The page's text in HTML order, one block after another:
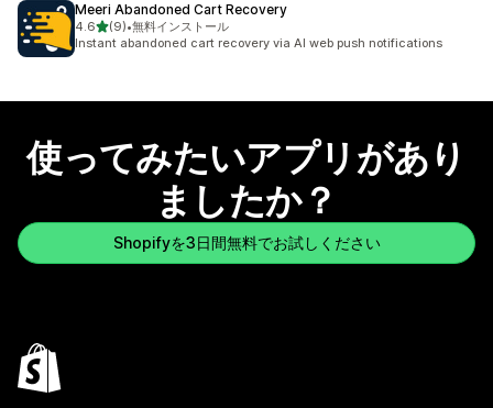
Meeri Abandoned Cart Recovery
4.65つ星中
(9)
合計レビュー数：9件
•無料インストール
Instant abandoned cart recovery via AI web push notifications
使ってみたいアプリがあり
ましたか？
Shopifyを3日間無料でお試しください